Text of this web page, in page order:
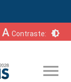
A Contraste: brightness_6
menu